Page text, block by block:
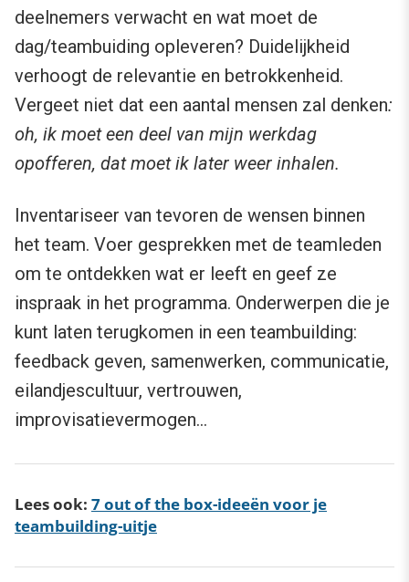
deelnemers verwacht en wat moet de
dag/teambuiding opleveren? Duidelijkheid
verhoogt de relevantie en betrokkenheid.
Vergeet niet dat een aantal mensen zal denken:
oh, ik moet een deel van mijn werkdag
opofferen, dat moet ik later weer inhalen.
Inventariseer van tevoren de wensen binnen
het team. Voer gesprekken met de teamleden
om te ontdekken wat er leeft en geef ze
inspraak in het programma. Onderwerpen die je
kunt laten terugkomen in een teambuilding:
feedback geven, samenwerken, communicatie,
eilandjescultuur, vertrouwen,
improvisatievermogen…
Lees ook: 7 out of the box-ideeën voor je
teambuilding-uitje